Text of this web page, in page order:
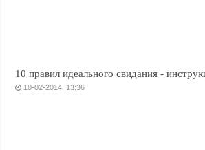
10 правил идеального свидания -
10-02-2014, 13:36